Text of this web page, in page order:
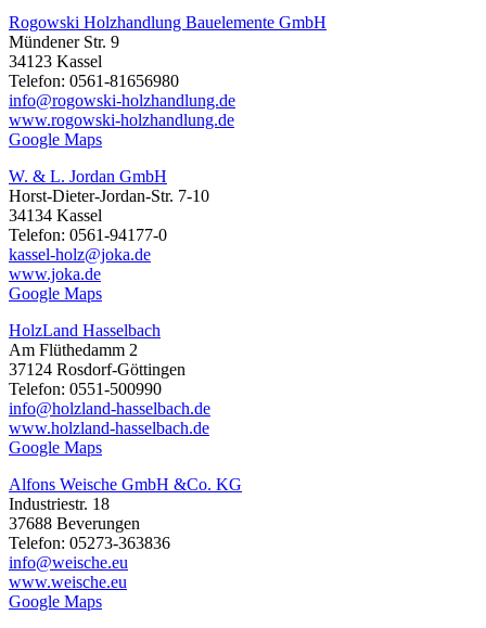
Rogowski Holzhandlung Bauelemente GmbH
Mündener Str. 9
34123 Kassel
Telefon: 0561-81656980
info@rogowski-holzhandlung.de
www.rogowski-holzhandlung.de
Google Maps
W. & L. Jordan GmbH
Horst-Dieter-Jordan-Str. 7-10
34134 Kassel
Telefon: 0561-94177-0
kassel-holz@joka.de
www.joka.de
Google Maps
HolzLand Hasselbach
Am Flüthedamm 2
37124 Rosdorf-Göttingen
Telefon: 0551-500990
info@holzland-hasselbach.de
www.holzland-hasselbach.de
Google Maps
Alfons Weische GmbH &Co. KG
Industriestr. 18
37688 Beverungen
Telefon: 05273-363836
info@weische.eu
www.weische.eu
Google Maps